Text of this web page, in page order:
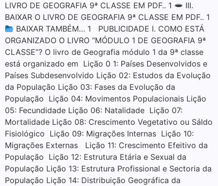
LIVRO DE GEOGRAFIA 9ª CLASSE EM PDF.. 1
III.
BAIXAR O LIVRO DE GEOGRAFIA 9ª CLASSE EM PDF.. 1
BAIXAR TAMBÉM… 1 PUBLICIDADE I. COMO ESTÁ
ORGANIZADO O LIVRO “MÓDULO 1 DE GEOGRAFIA 9ª
CLASSE”? O livro de Geografia módulo 1 da 9ª classe
está organizado em Lição 0 1: Países Desenvolvidos e
Países Subdesenvolvido Lição 02: Estudos da Evolução
da População Lição 03: Fases da Evolução da
População Lição 04: Movimentos Populacionais Lição
05: Fecundidade Lição 06: Natalidade Lição 07:
Mortalidade Lição 08: Crescimento Vegetativo ou Sáldo
Fisiológico Lição 09: Migrações Internas Lição 10:
Migrações Externas Lição 11: Crescimento Efeitivo da
População Lição 12: Estrutura Etária e Sexual da
População Lição 13: Estrutura Profissional e Sectoria da
População Lição 14: Distribuição Geográfica da